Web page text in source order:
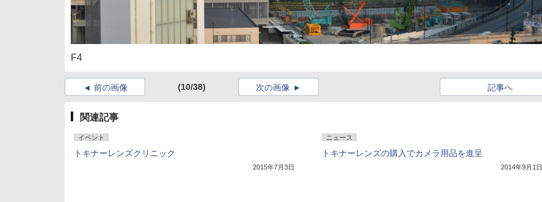
F4
前の画像 (10/38) 記事へ
次の画像
関連記事
イベント
トキナーレンズクリニック
2015年7月3日
ニュース
トキナーレンズの購入でカメラ用品を進呈
2014年9月1日